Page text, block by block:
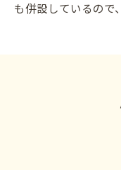
も併設しているので